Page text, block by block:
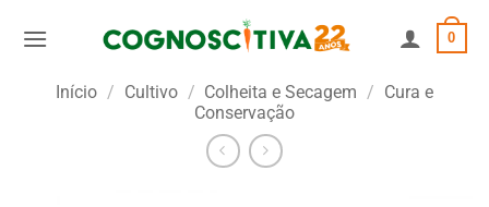
0
Início / Cultivo / Colheita e Secagem / Cura e
Conservação